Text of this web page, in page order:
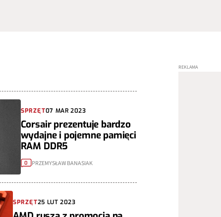
SPRZĘT07 MAR 2023
Corsair prezentuje bardzo
wydajne i pojemne pamięci
RAM DDR5
0 PRZEMYSŁAW BANASIAK
SPRZĘT25 LUT 2023